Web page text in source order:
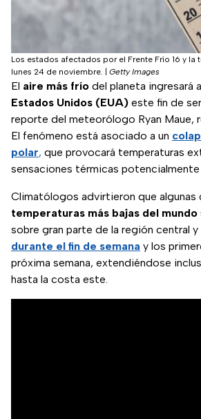
Los estados afectados por el Frente Frío 16 y la
lunes 24 de noviembre.
Getty Images
El aire más frío del planeta ingresará
Estados Unidos (EUA) este fin de
reporte del meteorólogo Ryan Maue,
El fenómeno está asociado a un
polar, que provocará temperaturas
sensaciones térmicas
Climatólogos advirtieron que algunas
temperaturas más bajas del mundo
sobre gran parte de la región central
durante el fin de semana y los
próxima semana, extendiéndose
hasta la costa este.